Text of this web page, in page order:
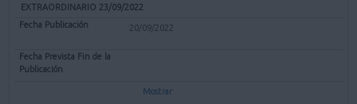
EXTRAORDINARIO 23/09/2022
20/09/2022
Mostrar